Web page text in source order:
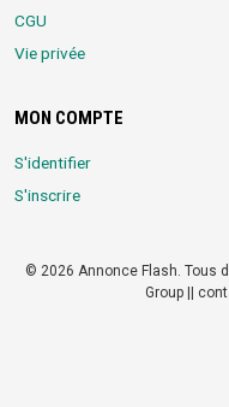
CGU
Vie privée
MON COMPTE
S'identifier
S'inscrire
© 2026 Annonce Flash. Tous
Group ||